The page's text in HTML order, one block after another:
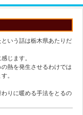
いう話は栃木県あたりだ
じます。
熱を発生させるわけでは
。
りに暖める手法をとるの